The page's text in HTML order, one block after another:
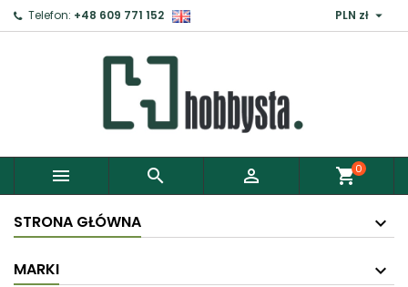
Telefon: +48 609 771 152 PLN zł 
   shopping_cart0
STRONA GŁÓWNA
MARKI
Zaloguj ×
Aby zapisać produkty do Schowka, musisz się
Anuluj Zaloguj